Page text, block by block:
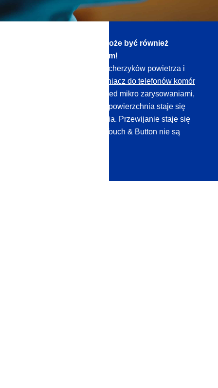
Wyświetlacz smartfona może być również
chroniony płynnym szkłem!
Całkowicie pozbawiony pęcherzyków powietrza i
uszczelniacz do telefonów komór
kowych tworzy ochronę przed mikro zarysowaniami,
redukuje odciski palców, a powierzchnia staje się
bardzo łatwa do czyszczenia. Przewijanie staje się
przyjemniejsze, a funkcje Touch & Button nie są